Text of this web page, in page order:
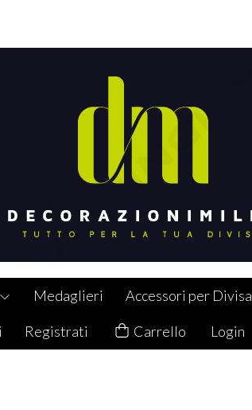
Medaglieri Accessori per Divisa
Registrati Carrello Login